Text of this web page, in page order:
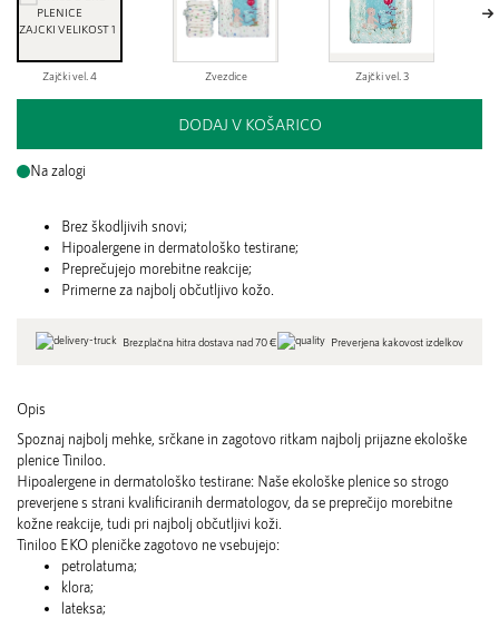
Zajčki vel. 4 Zvezdice Zajčki vel. 3
DODAJ V KOŠARICO
Na zalogi
Brez škodljivih snovi;
Hipoalergene in dermatološko testirane;
Preprečujejo morebitne reakcije;
Primerne za najbolj občutljivo kožo.
Brezplačna hitra dostava nad 70 € Preverjena kakovost izdelkov
Opis
Spoznaj najbolj mehke, srčkane in zagotovo ritkam najbolj prijazne ekološke
plenice Tiniloo.
Hipoalergene in dermatološko testirane: Naše ekološke plenice so strogo
preverjene s strani kvalificiranih dermatologov, da se preprečijo morebitne
kožne reakcije, tudi pri najbolj občutljivi koži.
Tiniloo EKO pleničke zagotovo ne vsebujejo:
petrolatuma;
klora;
lateksa;